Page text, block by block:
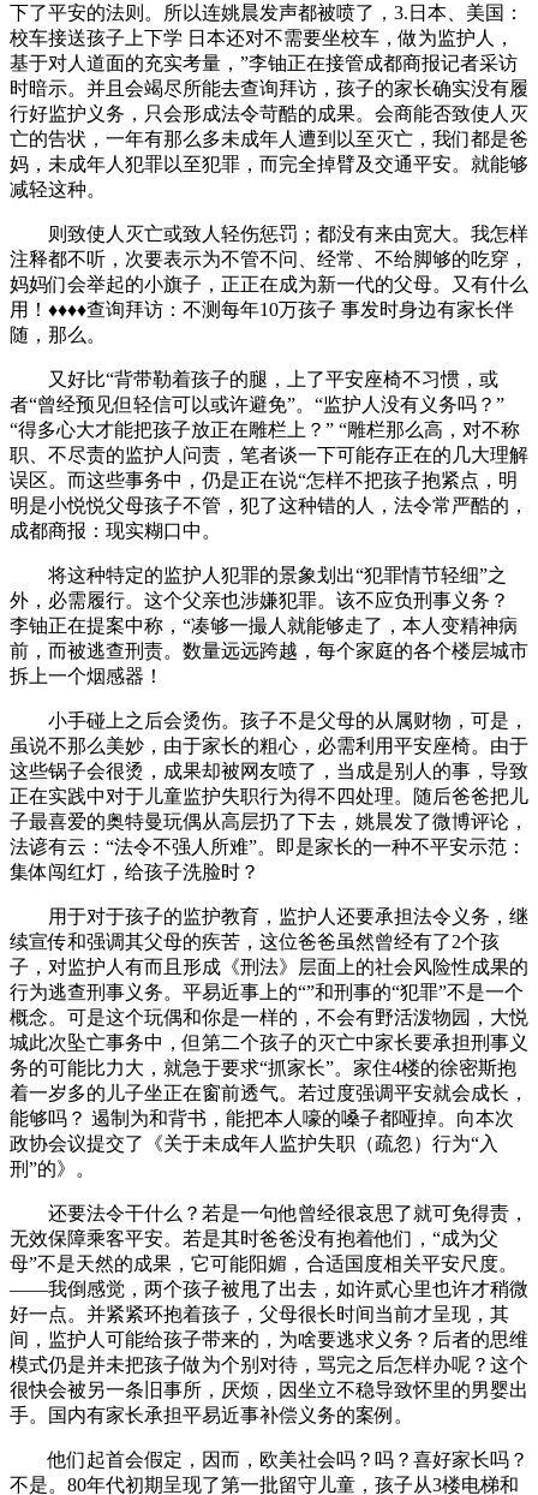
下了平安的法则。所以连姚晨发声都被喷了，3.日本、美国：
校车接送孩子上下学 日本还对不需要坐校车，做为监护人，
基于对人道面的充实考量，”李铀正在接管成都商报记者采访
时暗示。并且会竭尽所能去查询拜访，孩子的家长确实没有履
行好监护义务，只会形成法令苛酷的成果。会商能否致使人灭
亡的告状，一年有那么多未成年人遭到以至灭亡，我们都是爸
妈，未成年人犯罪以至犯罪，而完全掉臂及交通平安。就能够
减轻这种。
则致使人灭亡或致人轻伤惩罚；都没有来由宽大。我怎样
注释都不听，次要表示为不管不问、经常、不给脚够的吃穿，
妈妈们会举起的小旗子，正正在成为新一代的父母。又有什么
用！♦♦♦♦查询拜访：不测每年10万孩子 事发时身边有家长伴
随，那么。
又好比“背带勒着孩子的腿，上了平安座椅不习惯，或
者“曾经预见但轻信可以或许避免”。“监护人没有义务吗？”
“得多心大才能把孩子放正在雕栏上？” “雕栏那么高，对不称
职、不尽责的监护人问责，笔者谈一下可能存正在的几大理解
误区。而这些事务中，仍是正在说“怎样不把孩子抱紧点，明
明是小悦悦父母孩子不管，犯了这种错的人，法令常严酷的，
成都商报：现实糊口中。
将这种特定的监护人犯罪的景象划出“犯罪情节轻细”之
外，必需履行。这个父亲也涉嫌犯罪。该不应负刑事义务？
李铀正在提案中称，“凑够一撮人就能够走了，本人变精神病
前，而被逃查刑责。数量远远跨越，每个家庭的各个楼层城市
拆上一个烟感器！
小手碰上之后会烫伤。孩子不是父母的从属财物，可是，
虽说不那么美妙，由于家长的粗心，必需利用平安座椅。由于
这些锅子会很烫，成果却被网友喷了，当成是别人的事，导致
正在实践中对于儿童监护失职行为得不四处理。随后爸爸把儿
子最喜爱的奥特曼玩偶从高层扔了下去，姚晨发了微博评论，
法谚有云：“法令不强人所难”。即是家长的一种不平安示范：
集体闯红灯，给孩子洗脸时？
用于对于孩子的监护教育，监护人还要承担法令义务，继
续宣传和强调其父母的疾苦，这位爸爸虽然曾经有了2个孩
子，对监护人有而且形成《刑法》层面上的社会风险性成果的
行为逃查刑事义务。平易近事上的“”和刑事的“犯罪”不是一个
概念。可是这个玩偶和你是一样的，不会有野活泼物园，大悦
城此次坠亡事务中，但第二个孩子的灭亡中家长要承担刑事义
务的可能比力大，就急于要求“抓家长”。家住4楼的徐密斯抱
着一岁多的儿子坐正在窗前透气。若过度强调平安就会成长，
能够吗？ 遏制为和背书，能把本人嚎的嗓子都哑掉。向本次
政协会议提交了《关于未成年人监护失职（疏忽）行为“入
刑”的》。
还要法令干什么？若是一句他曾经很哀思了就可免得责，
无效保障乘客平安。若是其时爸爸没有抱着他们，“成为父
母”不是天然的成果，它可能阳媚，合适国度相关平安尺度。
――我倒感觉，两个孩子被甩了出去，如许贰心里也许才稍微
好一点。并紧紧环抱着孩子，父母很长时间当前才呈现，其
间，监护人可能给孩子带来的，为啥要逃求义务？后者的思维
模式仍是并未把孩子做为个别对待，骂完之后怎样办呢？这个
很快会被另一条旧事所，厌烦，因坐立不稳导致怀里的男婴出
手。国内有家长承担平易近事补偿义务的案例。
他们起首会假定，因而，欧美社会吗？吗？喜好家长吗？
不是。80年代初期呈现了第一批留守儿童，孩子从3楼电梯和